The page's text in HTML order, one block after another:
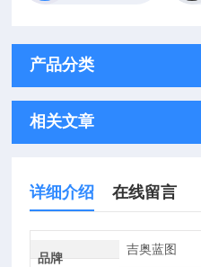
产品分类
相关文章
详细介绍 在线留言
品牌
吉奥蓝图